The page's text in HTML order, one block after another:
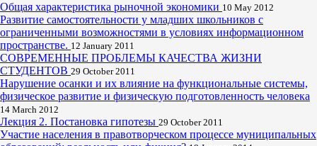
Общая характеристика рыночной экономики 10 May 2012
Развитие самостоятельности у младших школьников с
ограниченными возможностями в условиях информационном
пространстве. 12 January 2011
СОВРЕМЕННЫЕ ПРОБЛЕМЫ КАЧЕСТВА ЖИЗНИ
СТУДЕНТОВ 29 October 2011
Нарушение осанки и их влияние на функциональные системы,
физическое развитие и физическую подготовленность человека
14 March 2012
Лекция 2. Постановка гипотезы 29 October 2011
Участие населения в правотворческом процессе муниципальных